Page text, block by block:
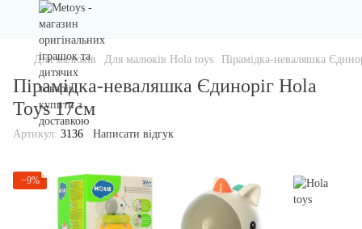
Для малюків Для малюків Hola toys Пірамідка-неваляшка
Пірамідка-неваляшка Єдиноріг Hola
Toys 17см
Артикул: 3136 Написати відгук
−9%